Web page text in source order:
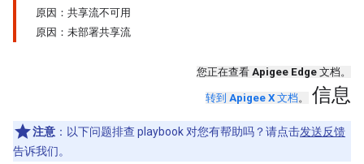
原因：共享流不可用
原因：未部署共享流
您正在查看 Apigee Edge 文档。
转到 Apigee X 文档。 信息
注意 ：以下问题排查 playbook 对您有帮助吗？请点击发送反馈
告诉我们。